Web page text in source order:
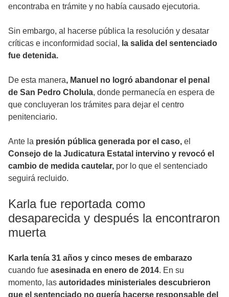
encontraba en trámite y no había causado ejecutoria.
Sin embargo, al hacerse pública la resolución y desatar
críticas e inconformidad social, la salida del sentenciado
fue detenida.
De esta manera, Manuel no logró abandonar el penal
de San Pedro Cholula, donde permanecía en espera de
que concluyeran los trámites para dejar el centro
penitenciario.
Ante la presión pública generada por el caso, el
Consejo de la Judicatura Estatal intervino y revocó el
cambio de medida cautelar, por lo que el sentenciado
seguirá recluido.
Karla fue reportada como
desaparecida y después la encontraron
muerta
Karla tenía 31 años y cinco meses de embarazo
cuando fue asesinada en enero de 2014. En su
momento, las autoridades ministeriales descubrieron
que el sentenciado no quería hacerse responsable del